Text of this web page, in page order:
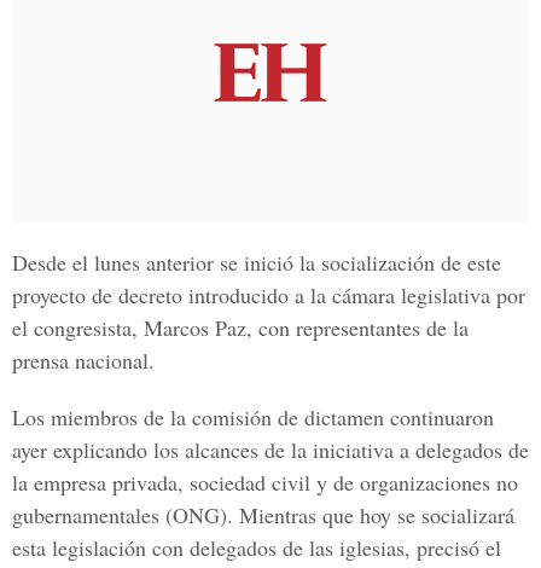
Desde el lunes anterior se inició la socialización de este
proyecto de decreto introducido a la cámara legislativa por
el congresista, Marcos Paz, con representantes de la
prensa nacional.
Los miembros de la comisión de dictamen continuaron
ayer explicando los alcances de la iniciativa a delegados de
la empresa privada, sociedad civil y de organizaciones no
gubernamentales (ONG). Mientras que hoy se socializará
esta legislación con delegados de las iglesias, precisó el